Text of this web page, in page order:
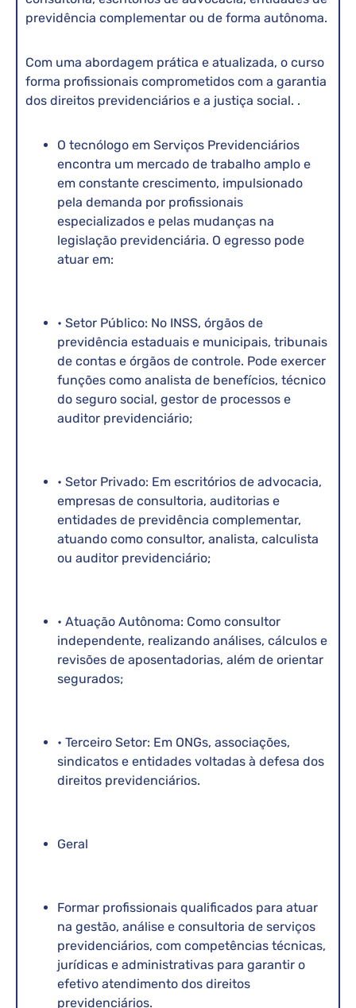
previdência complementar ou de forma autônoma.
Com uma abordagem prática e atualizada, o curso
forma profissionais comprometidos com a garantia
dos direitos previdenciários e a justiça social. .
O tecnólogo em Serviços Previdenciários
encontra um mercado de trabalho amplo e
em constante crescimento, impulsionado
pela demanda por profissionais
especializados e pelas mudanças na
legislação previdenciária. O egresso pode
atuar em:
• Setor Público: No INSS, órgãos de
previdência estaduais e municipais, tribunais
de contas e órgãos de controle. Pode exercer
funções como analista de benefícios, técnico
do seguro social, gestor de processos e
auditor previdenciário;
• Setor Privado: Em escritórios de advocacia,
empresas de consultoria, auditorias e
entidades de previdência complementar,
atuando como consultor, analista, calculista
ou auditor previdenciário;
• Atuação Autônoma: Como consultor
independente, realizando análises, cálculos e
revisões de aposentadorias, além de orientar
segurados;
• Terceiro Setor: Em ONGs, associações,
sindicatos e entidades voltadas à defesa dos
direitos previdenciários.
Geral
Formar profissionais qualificados para atuar
na gestão, análise e consultoria de serviços
previdenciários, com competências técnicas,
jurídicas e administrativas para garantir o
efetivo atendimento dos direitos
previdenciários.